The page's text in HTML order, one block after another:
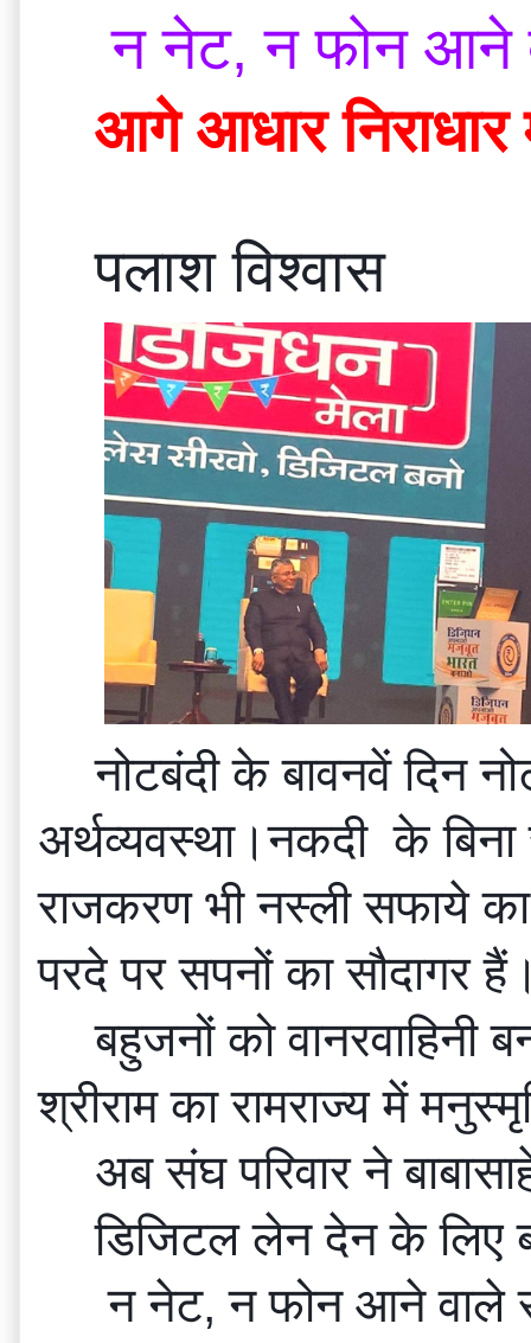
न नेट, न फोन आने
आगे आधार निराधार
पलाश विश्वास
नोटबंदी के बावनवें दिन
अर्थव्यवस्था।नकदी  के
राजकरण भी नस्ली सफाये
परदे पर सपनों का सौदागर
बहुजनों को वानरवाहिनी
श्रीराम का रामराज्य में
अब संघ परिवार ने
डिजिटल लेन देन के लिए
न नेट, न फोन आने वाले